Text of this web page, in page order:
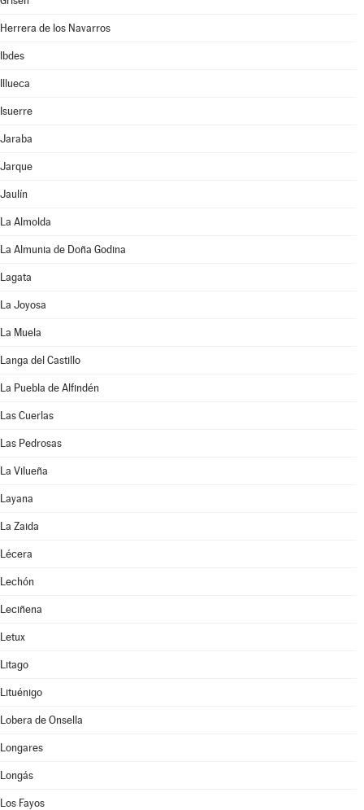
Herrera de los Navarros
Ibdes
Illueca
Isuerre
Jaraba
Jarque
Jaulín
La Almolda
La Almunia de Doña Godina
Lagata
La Joyosa
La Muela
Langa del Castillo
La Puebla de Alfindén
Las Cuerlas
Las Pedrosas
La Vilueña
Layana
La Zaida
Lécera
Lechón
Leciñena
Letux
Litago
Lituénigo
Lobera de Onsella
Longares
Longás
Los Fayos